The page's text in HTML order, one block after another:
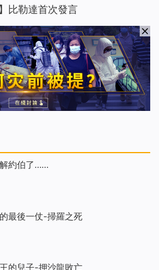
比勒達首次發言
約伯了……
最後一仗-掃羅之死
的兒子-押沙龍敗亡